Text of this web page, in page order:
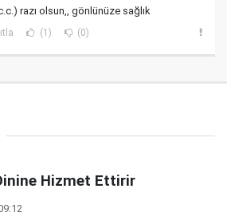
razı olsun,, gönlünüze sağlık
(1) (0)
Hizmet Ettirir